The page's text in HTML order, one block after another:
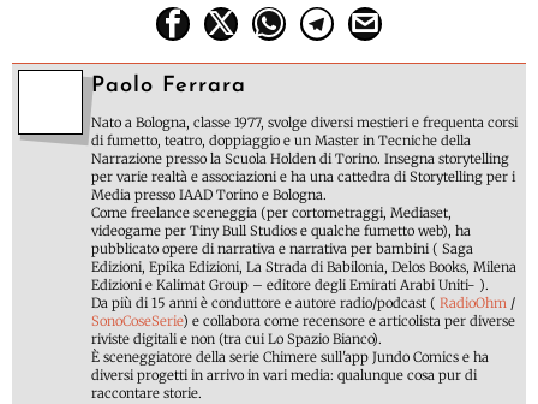
Paolo Ferrara
Nato a Bologna, classe 1977, svolge diversi mestieri e frequenta corsi
di fumetto, teatro, doppiaggio e un Master in Tecniche della
Narrazione presso la Scuola Holden di Torino. Insegna storytelling
per varie realtà e associazioni e ha una cattedra di Storytelling per i
Media presso IAAD Torino e Bologna.
Come freelance sceneggia (per cortometraggi, Mediaset,
videogame per Tiny Bull Studios e qualche fumetto web), ha
pubblicato opere di narrativa e narrativa per bambini ( Saga
Edizioni, Epika Edizioni, La Strada di Babilonia, Delos Books, Milena
Edizioni e Kalimat Group – editore degli Emirati Arabi Uniti- ).
Da più di 15 anni è conduttore e autore radio/podcast ( RadioOhm /
SonoCoseSerie) e collabora come recensore e articolista per diverse
riviste digitali e non (tra cui Lo Spazio Bianco).
È sceneggiatore della serie Chimere sull'app Jundo Comics e ha
diversi progetti in arrivo in vari media: qualunque cosa pur di
raccontare storie.